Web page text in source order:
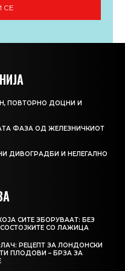
СЕ
ПОВТОРНО ДОЦНИ И
ФАЗА ОД ЖЕЛЕЗНИЧКИОТ
ДИВОГРАДБИ И НЕЛЕГАЛНО
СИТЕ ЗБОРУВААТ: БЕЗ
СО ЛАЖИЦА
РЕЦЕПТ ЗА ЛОНДОНСКИ
ПЛОДОВИ – БРЗА ЗА